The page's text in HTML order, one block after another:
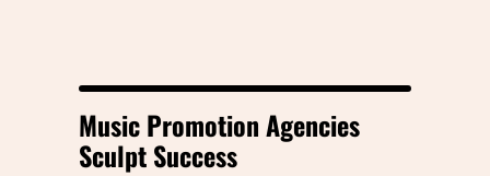
Music Promotion Agencies
Sculpt Success